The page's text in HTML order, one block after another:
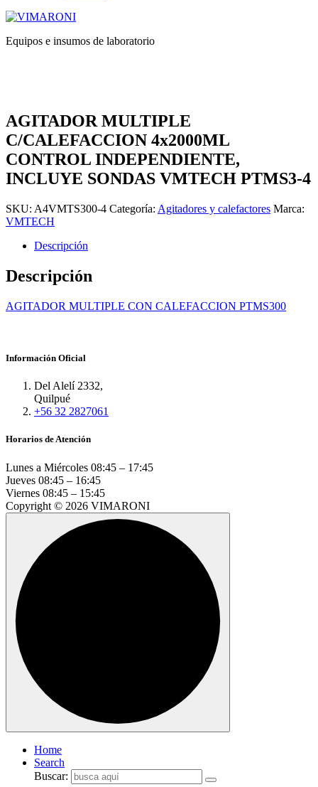
Equipos e insumos de laboratorio
AGITADOR MULTIPLE
C/CALEFACCION 4x2000ML
CONTROL INDEPENDIENTE,
INCLUYE SONDAS VMTECH PTMS3-4
SKU: A4VMTS300-4 Categoría: Agitadores y calefactores Marca:
VMTECH
Descripción
Descripción
AGITADOR MULTIPLE CON CALEFACCION PTMS300
Información Oficial
Del Alelí 2332,
Quilpué
+56 32 2827061
Horarios de Atención
Lunes a Miércoles 08:45 – 17:45
Jueves 08:45 – 16:45
Viernes 08:45 – 15:45
Copyright © 2026 VIMARONI
Home
Search
Buscar: